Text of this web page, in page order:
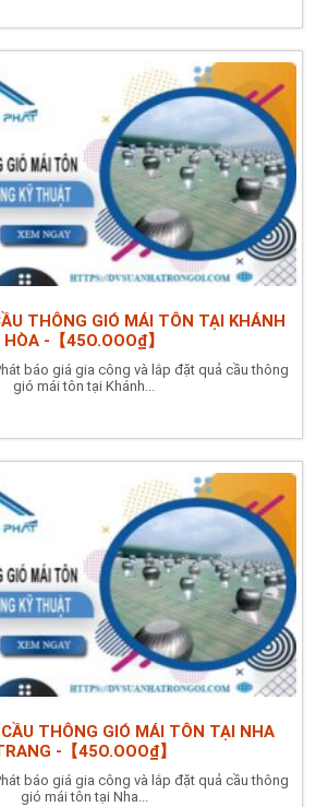
THÔNG GIÓ MÁI TÔN TẠI KHÁNH
HÒA -【45O.OOO₫】
báo giá gia công và lắp đặt quả cầu thông
gió mái tôn tại Khánh...
THÔNG GIÓ MÁI TÔN TẠI NHA
-【45O.OOO₫】
báo giá gia công và lắp đặt quả cầu thông
gió mái tôn tại Nha...